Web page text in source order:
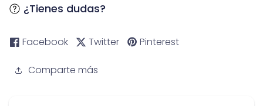
¿Tienes dudas?
Facebook Twitter Pinterest
Comparte más